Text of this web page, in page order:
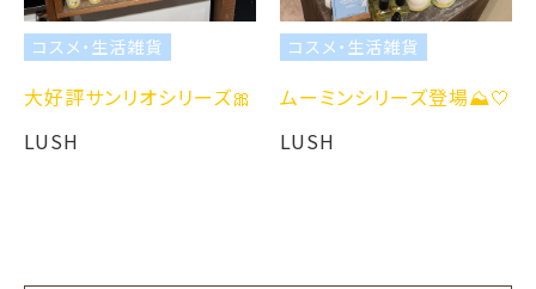
コスメ・生活雑貨
大好評サンリオシリーズ🎀
LUSH
コスメ・生活雑貨
ムーミンシリーズ登場⛰️🤍
LUSH